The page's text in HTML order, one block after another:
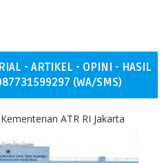
- ARTIKEL - OPINI - HASIL
(WA/SMS)
ATR RI Jakarta